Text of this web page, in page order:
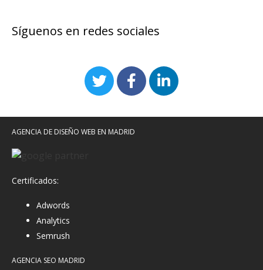
Síguenos en redes sociales
AGENCIA DE DISEÑO WEB EN MADRID
Certificados:
Adwords
Analytics
Semrush
AGENCIA SEO MADRID